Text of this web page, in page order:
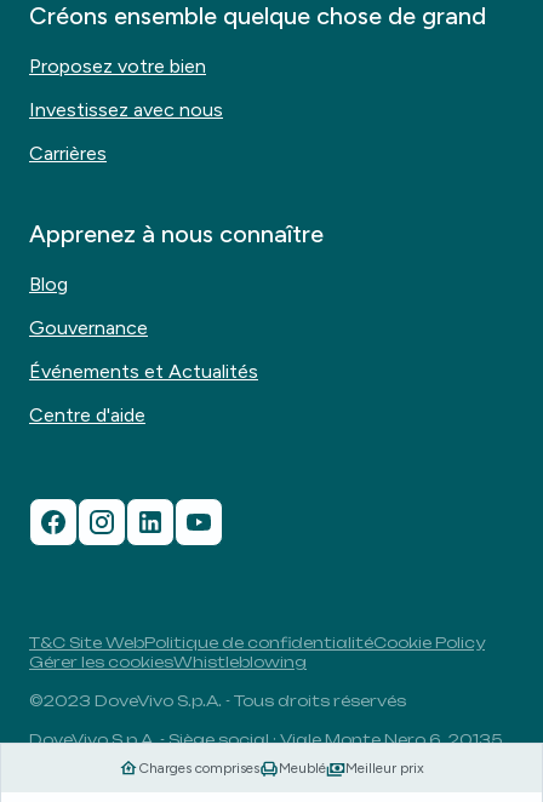
Charges comprises Meublé Meilleur prix
Créons ensemble quelque chose de grand
Proposez votre bien
Investissez avec nous
Carrières
Apprenez à nous connaître
Blog
Gouvernance
Événements et Actualités
Centre d'aide
T&C Site WebPolitique de confidentialitéCookie Policy
Gérer les cookiesWhistleblowing
©2023 DoveVivo S.p.A. - Tous droits réservés
DoveVivo S.p.A. - Siège social : Viale Monte Nero 6, 20135,
Milan, Italie - N° TVA : 00406960732 - R.E.A. : MI-1838078
- Capital social entièrement libéré : 1.829.649,81 euros